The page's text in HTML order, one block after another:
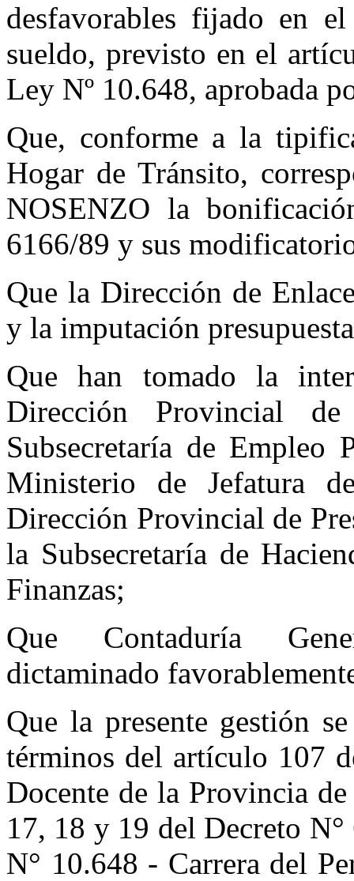
desfavorables fijado en
sueldo, previsto en el
Ley Nº 10.648, aprobada
Que, conforme a la
Hogar de Tránsito,
NOSENZO la
6166/89 y sus
Que la Dirección de
y la imputación
Que han tomado la
Dirección Provincial
Subsecretaría de
Ministerio de Jefatura
Dirección Provincial de
la Subsecretaría de
Finanzas;
Que Contaduría
dictaminado
Que la presente gestión
términos del artículo 107
Docente de la Provincia
17, 18 y 19 del Decreto
N° 10.648 - Carrera del